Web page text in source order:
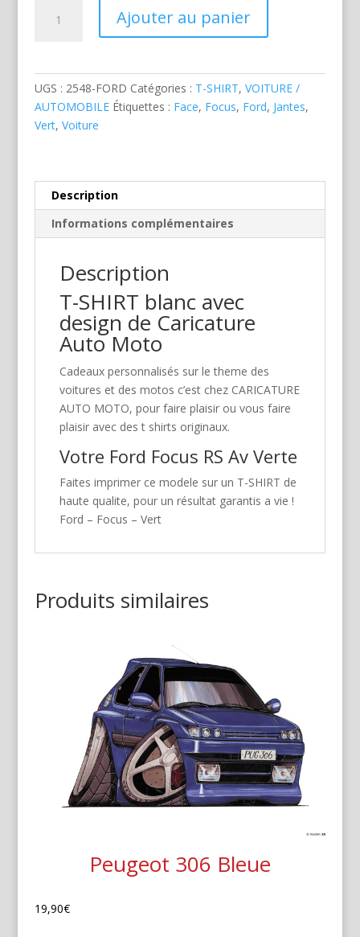
Ajouter au panier
UGS : 2548-FORD Catégories : T-SHIRT, VOITURE /
AUTOMOBILE Étiquettes : Face, Focus, Ford, Jantes,
Vert, Voiture
Description
Informations complémentaires
Description
T-SHIRT blanc avec
design de Caricature
Auto Moto
Cadeaux personnalisés sur le theme des
voitures et des motos c’est chez CARICATURE
AUTO MOTO, pour faire plaisir ou vous faire
plaisir avec des t shirts originaux.
Votre Ford Focus RS Av Verte
Faites imprimer ce modele sur un T-SHIRT de
haute qualite, pour un résultat garantis a vie !
Ford – Focus – Vert
Produits similaires
Peugeot 306 Bleue
19,90€